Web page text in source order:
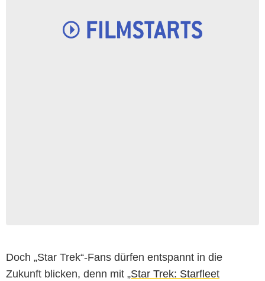
Doch „Star Trek“-Fans dürfen entspannt in die
Zukunft blicken, denn mit „Star Trek: Starfleet